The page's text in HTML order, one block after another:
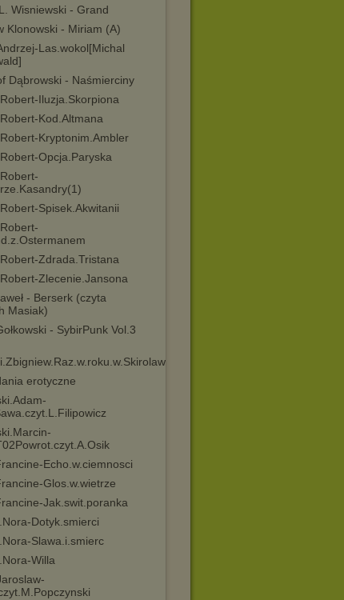
Wisniewski - Grand
Klonowski - Miriam (A)
Las.wokol[Michal
Dąbrowski - Naśmierciny
Iluzja.Skorpiona
Kod.Altmana
Kryptonim.Ambler
Opcja.Paryska
Spisek.Akwitanii
Zdrada.Tristana
Zlecenie.Jansona
- Berserk (czyta
Masiak)
- SybirPunk Vol.3
erotyczne
Echo.w.ciemnosci
Glos.w.wietrze
Jak.swit.poranka
Dotyk.smierci
Slawa.i.smierc
Willa